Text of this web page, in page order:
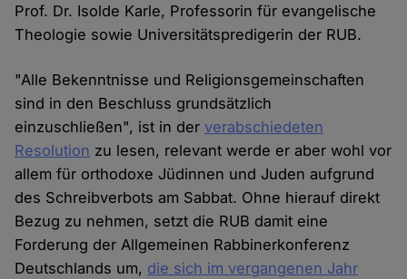
Prof. Dr. Isolde Karle, Professorin für evangelische
Theologie sowie Universitätspredigerin der RUB.
"Alle Bekenntnisse und Religionsgemeinschaften
sind in den Beschluss grundsätzlich
einzuschließen", ist in derverabschiedeten
Resolution zu lesen, relevant werde er aber wohl vor
allem für orthodoxe Jüdinnen und Juden aufgrund
des Schreibverbots am Sabbat. Ohne hierauf direkt
Bezug zu nehmen, setzt die RUB damit eine
Forderung der Allgemeinen Rabbinerkonferenz
Deutschlands um, die sich im vergangenen Jahr